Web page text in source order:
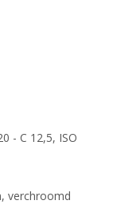
- C 12,5, ISO
verchroomd